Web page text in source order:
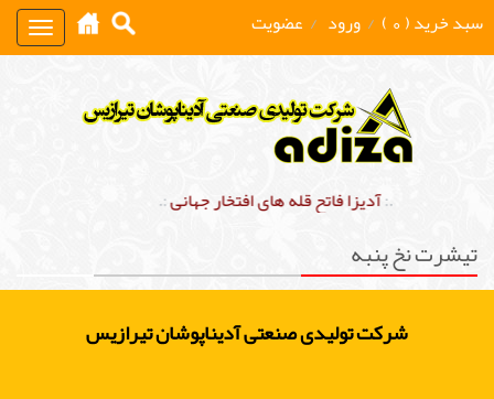
سبد خرید ( 0 ) / ورود / عضویت
.:آدیزا فاتح قله های افتخار جهانی:.
تیشرت نخ پنبه
شرکت تولیدی صنعتی آدیناپوشان تیرازیس